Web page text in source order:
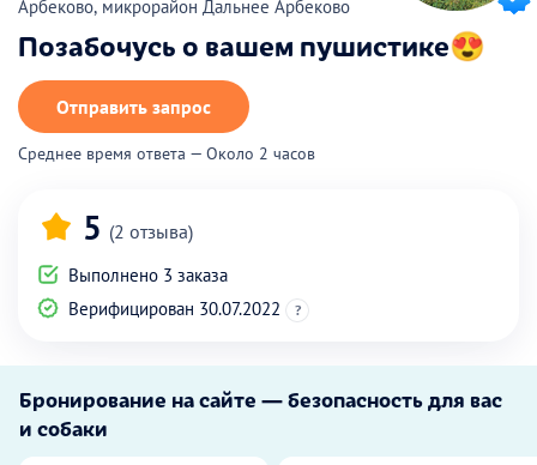
Арбеково, микрорайон Дальнее Арбеково
Позабочусь о вашем пушистике😍
Отправить запрос
Среднее время ответа — Около 2 часов
5 (2 отзыва)
Выполнено 3 заказа
Верифицирован 30.07.2022
?
Бронирование на сайте — безопасность для вас
и собаки